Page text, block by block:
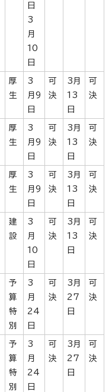
日
3
月
10
日
厚
生
3
月9
日
可
決
3月
13
日
可
決
厚
生
3
月9
日
可
決
3月
13
日
可
決
厚
生
3
月9
日
可
決
3月
13
日
可
決
建
設
3
月
10
日
可
決
3月
13
日
可
決
予
算
特
別
3
月
24
日
可
決
3月
27
日
可
決
予
算
特
別
3
月
24
日
可
決
3月
27
日
可
決